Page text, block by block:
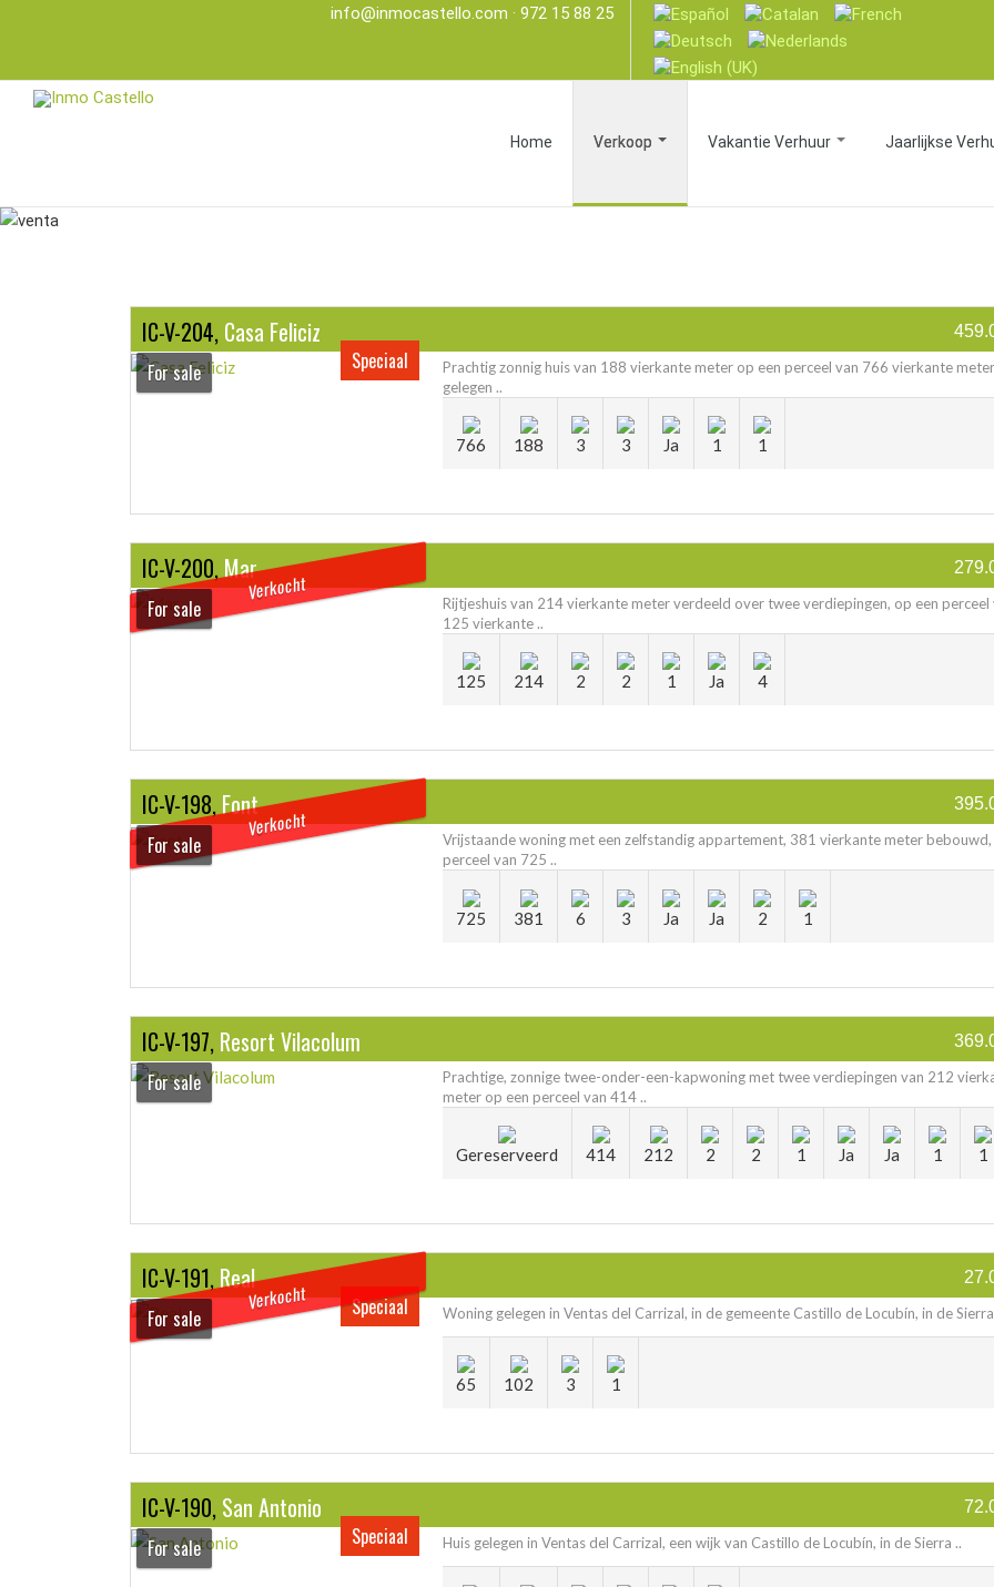
info@inmocastello.com · 972 15 88 25
Home Verkoop Vakantie Verhuur Jaarlijkse
IC-V-204, Casa Feliciz
Speciaal
For sale
Prachtig zonnig huis van 188 vierkante meter op een perceel van 766 vierkante
gelegen ..
766 188 3 3 Ja 1 1
IC-V-200,Mar
Verkocht
For sale
Rijtjeshuis van 214 vierkante meter verdeeld over twee verdiepingen, op een perceel
125 vierkante ..
125 214 2 2 1 Ja 4
IC-V-198,Font
Verkocht
For sale
Vrijstaande woning met een zelfstandig appartement, 381 vierkante meter bebouwd,
perceel van 725 ..
725 381 6 3 Ja Ja 2 1
IC-V-197, Resort Vilacolum
For sale
Prachtige, zonnige twee-onder-een-kapwoning met twee verdiepingen van 212
meter op een perceel van 414 ..
Gereserveerd 414 212 2 2 1 Ja Ja 1 1
IC-V-191, Real
Speciaal
Verkocht
For sale Woning gelegen in Ventas del Carrizal, in de gemeente Castillo de Locubín, in de Sierra
65 102 3 1
IC-V-190, San Antonio
Speciaal
For sale Huis gelegen in Ventas del Carrizal, een wijk van Castillo de Locubín, in de Sierra ..